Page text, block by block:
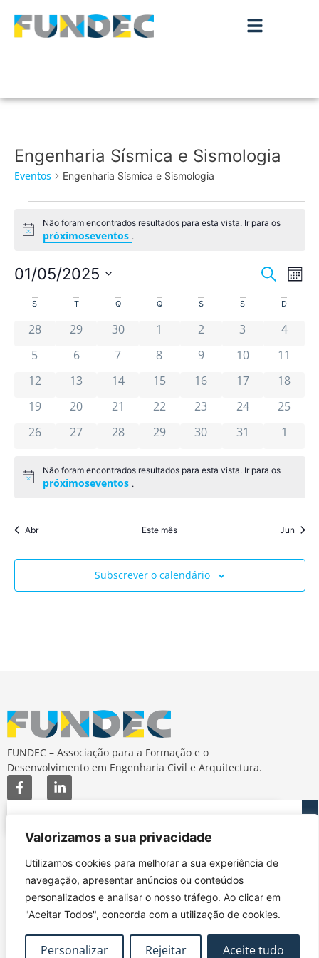
Valorizamos a sua privacidade
Utilizamos cookies para melhorar a sua experiência de
navegação, apresentar anúncios ou conteúdos
personalizados e analisar o nosso tráfego. Ao clicar em
"Aceitar Todos", concorda com a utilização de cookies.
Personalizar Rejeitar Aceite tudo
Engenharia Sísmica e Sismologia
Eventos Engenharia Sísmica e Sismologia
Aviso
Não foram encontrados resultados para esta vista. Ir para os
próximoseventos .
de
de
Pesquisar
Mês
01/05/2025
Calendário
de
Eventos
S T Q Q S S D
0 eventos
28 0 eventos
29 0 eventos
30 0 eventos
1 0 eventos
2 0 eventos
3 0
4
0 eventos
5 0 eventos
6 0 eventos
7 0 eventos
8 0 eventos
9 0 eventos
10 0
11
0 eventos
12 0 eventos
13 0 eventos
14 0 eventos
15 0 eventos
16 0 eventos
17 0
18
0 eventos
19 0 eventos
20 0 eventos
21 0 eventos
22 0 eventos
23 0 eventos
24 0
25
0 eventos
26 0 eventos
27 0 eventos
28 0 eventos
29 0 eventos
30 0 eventos
31 0
1
Aviso
Não foram encontrados resultados para esta vista. Ir para os
próximoseventos .
Abr Este mês Jun
Subscrever o calendário
FUNDEC – Associação para a Formação e o
Desenvolvimento em Engenharia Civil e Arquitectura.
MAPA DO SITE
Subscrever Newsletter
Contactos
Google Maps
CONTACTOS
fundec@tecnico.ulisboa.pt
FUNDEC - IST - DECivil
Av. Rovisco Pais, 1049-
001 Lisboa